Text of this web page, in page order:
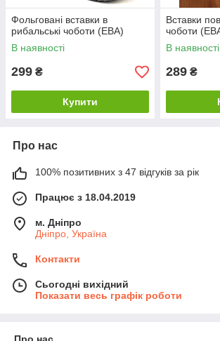
Фольговані вставки в
рибальські чоботи (ЕВА)
В наявності
299 ₴
Купити
Вставки
чоботи
В наявності
289 ₴
Про нас
100% позитивних з 47 відгуків за рік
Працює з 18.04.2019
м. Дніпро
Дніпро, Україна
Контакти
Сьогодні вихідний
Показати весь графік роботи